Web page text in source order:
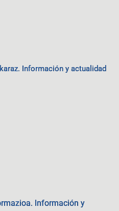
Información y actualidad
Información y